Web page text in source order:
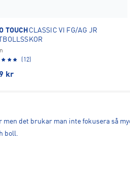
TOUCH CLASSIC VI FG/AG JR
(12)
kr
det brukar man inte fokusera så
boll.